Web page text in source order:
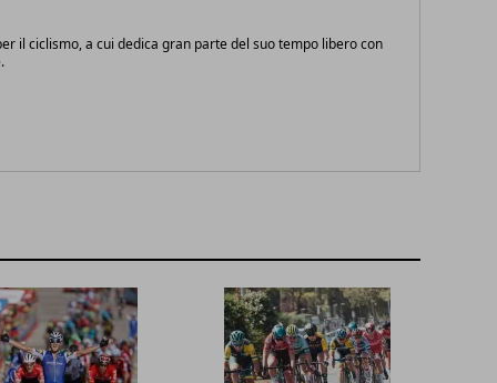
il ciclismo, a cui dedica gran parte del suo tempo libero con